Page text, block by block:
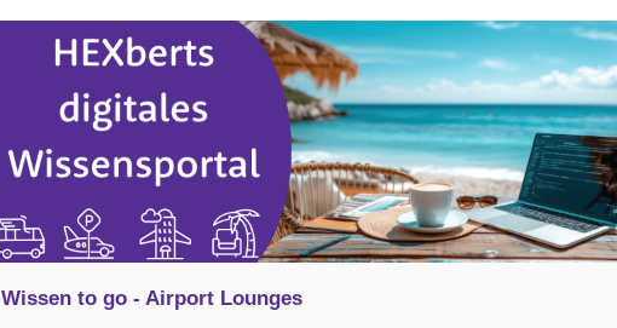
Wissen to go - Airport Lounges